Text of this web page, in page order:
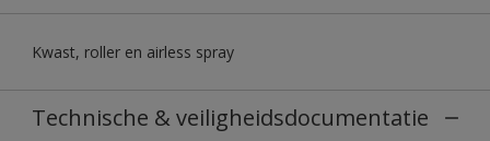
Kwast, roller en airless spray
Technische & veiligheidsdocumentatie